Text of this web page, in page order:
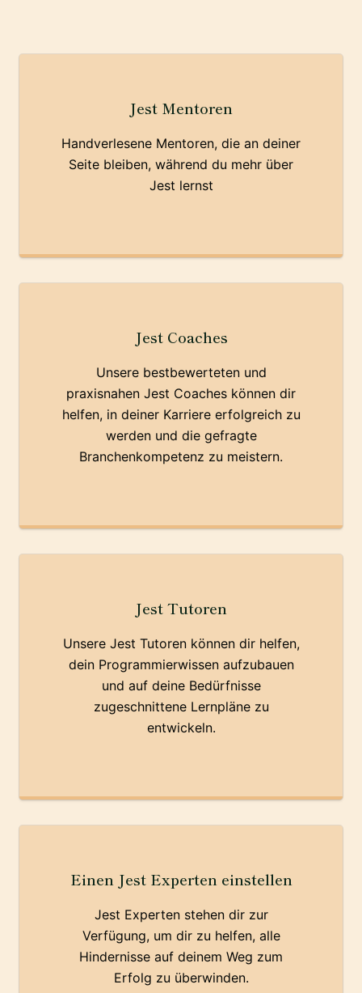
Jest Mentoren
Handverlesene Mentoren, die an deiner
Seite bleiben, während du mehr über
Jest lernst
Jest Coaches
Unsere bestbewerteten und
praxisnahen Jest Coaches können dir
helfen, in deiner Karriere erfolgreich zu
werden und die gefragte
Branchenkompetenz zu meistern.
Jest Tutoren
Unsere Jest Tutoren können dir helfen,
dein Programmierwissen aufzubauen
und auf deine Bedürfnisse
zugeschnittene Lernpläne zu
entwickeln.
Einen Jest Experten einstellen
Jest Experten stehen dir zur
Verfügung, um dir zu helfen, alle
Hindernisse auf deinem Weg zum
Erfolg zu überwinden.